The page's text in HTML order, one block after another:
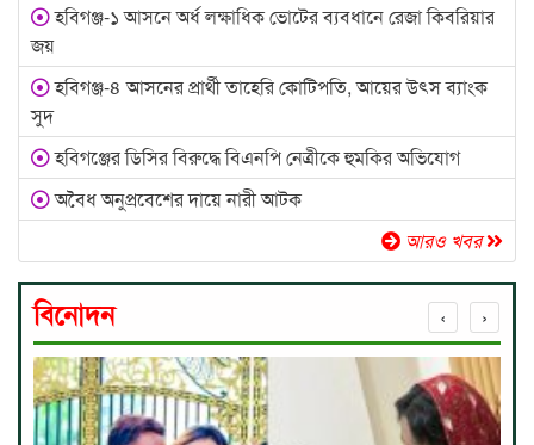
হবিগঞ্জ-১ আসনে অর্ধ লক্ষাধিক ভোটের ব্যবধানে রেজা কিবরিয়ার
জয়
হবিগঞ্জ-৪ আসনের প্রার্থী তাহেরি কোটিপতি, আয়ের উৎস ব্যাংক
সুদ
হবিগঞ্জের ডিসির বিরুদ্ধে বিএনপি নেত্রীকে হুমকির অভিযোগ
অবৈধ অনুপ্রবেশের দায়ে নারী আটক
আরও খবর
বিনোদন ‹ ›